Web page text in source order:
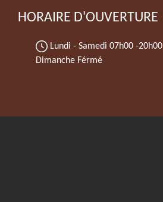
HORAIRE D'OUVERTURE
Lundi - Samedi 07h00 -20h00
Dimanche Férmé